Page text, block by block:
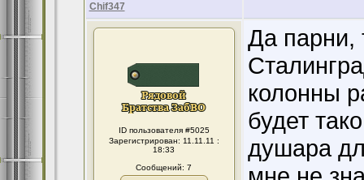
Chif347
ID пользователя #5025
Зарегистрирован: 11.11.11 :
18:33
Сообщений: 7
Да парни,
колонны
будет
душара